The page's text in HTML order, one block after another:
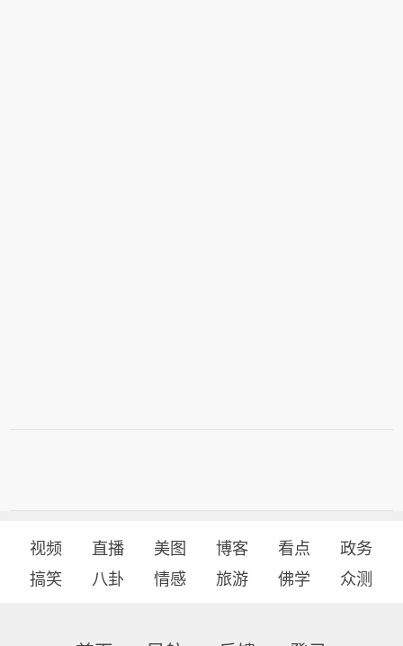
视频 直播 美图 博客 看点
政务
搞笑
八卦 情感 旅游 佛学 众测